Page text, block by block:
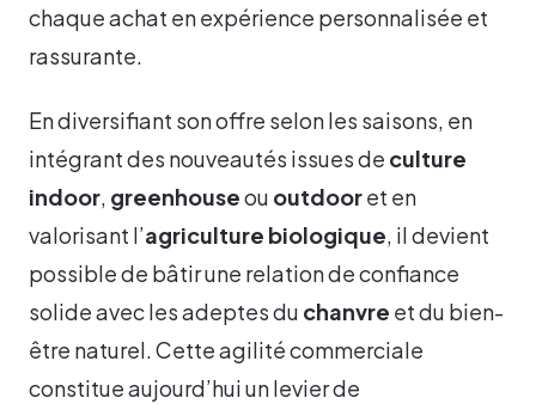
chaque achat en expérience personnalisée et
rassurante.
En diversifiant son offre selon les saisons, en
intégrant des nouveautés issues de culture
indoor, greenhouseou outdooret en
valorisant l’agriculture biologique, il devient
possible de bâtir une relation de confiance
solide avec les adeptes du chanvre et du bien-
être naturel. Cette agilité commerciale
constitue aujourd’hui un levier de